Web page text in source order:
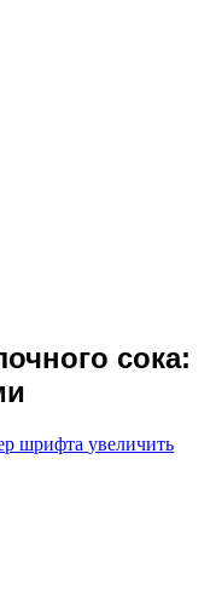
сока:
шрифта увеличить